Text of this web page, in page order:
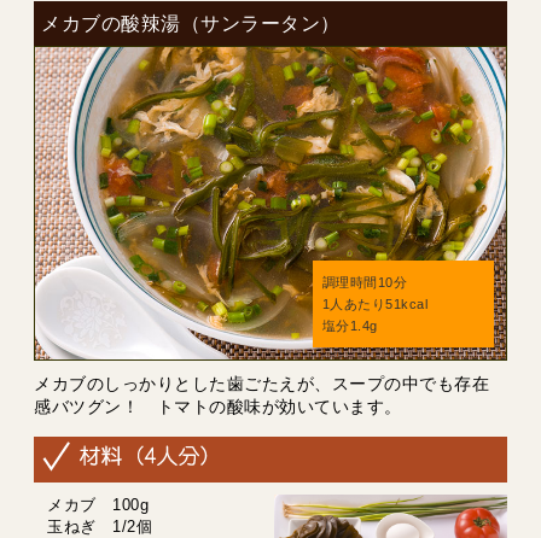
メカブの酸辣湯（サンラータン）
調理時間10分
1人あたり51kcal
塩分1.4g
メカブのしっかりとした歯ごたえが、スープの中でも存在
感バツグン！ トマトの酸味が効いています。
メカブ 100g
玉ねぎ 1/2個